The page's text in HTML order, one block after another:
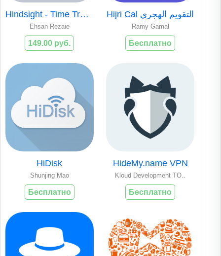
Hindsight - Time Tracker
Ehsan Rezaie
149.00 руб.
Hijri Cal التقويم الهجري
Ramy Gamal
Бесплатно
HiDisk
Shunjing Mao
Бесплатно
HideMy.name VPN
Kloud Development TO..
Бесплатно